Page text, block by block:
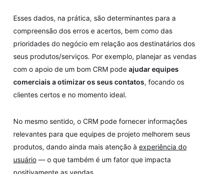
Esses dados, na prática, são determinantes para a
compreensão dos erros e acertos, bem como das
prioridades do negócio em relação aos destinatários dos
seus produtos/serviços. Por exemplo, planejar as vendas
com o apoio de um bom CRM pode ajudar equipes
comerciais a otimizar os seus contatos, focando os
clientes certos e no momento ideal.
No mesmo sentido, o CRM pode fornecer informações
relevantes para que equipes de projeto melhorem seus
produtos, dando ainda mais atenção à experiência do
usuário— o que também é um fator que impacta
positivamente as vendas.